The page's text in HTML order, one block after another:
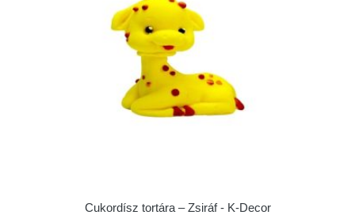
Cukordísz tortára – Zsiráf - K-Decor